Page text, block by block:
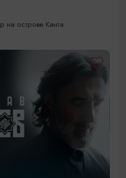
на острове Канта